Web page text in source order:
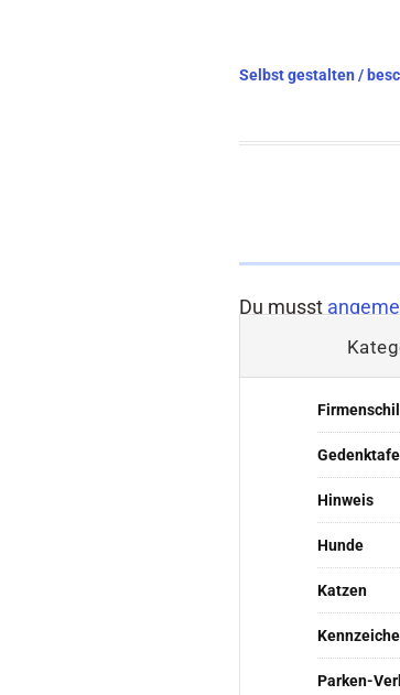
Selbst gestalten /
Du musst
Gedenktafel
Hinweis
Hunde
Katzen
Parken-